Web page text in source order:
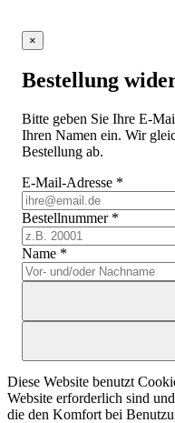
×
Bestellung
Bitte geben Sie Ihre E-
Ihren Namen ein. Wir
Bestellung ab.
E-Mail-Adresse *
Bestellnummer *
Name *
Diese Website benutzt
Website erforderlich sind
die den Komfort bei